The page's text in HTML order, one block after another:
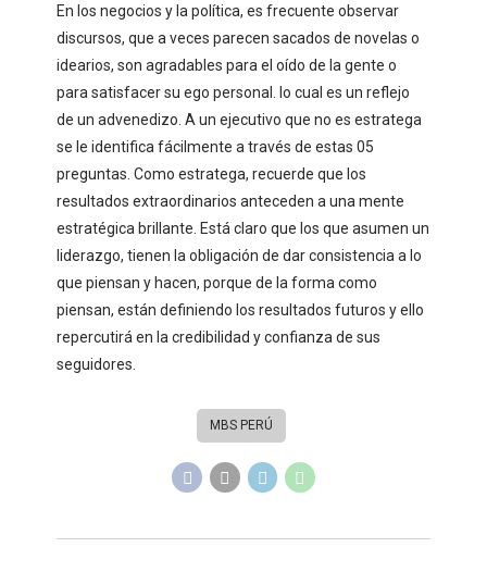
En los negocios y la política, es frecuente observar
discursos, que a veces parecen sacados de novelas o
idearios, son agradables para el oído de la gente o
para satisfacer su ego personal. lo cual es un reflejo
de un advenedizo. A un ejecutivo que no es estratega
se le identifica fácilmente a través de estas 05
preguntas. Como estratega, recuerde que los
resultados extraordinarios anteceden a una mente
estratégica brillante. Está claro que los que asumen un
liderazgo, tienen la obligación de dar consistencia a lo
que piensan y hacen, porque de la forma como
piensan, están definiendo los resultados futuros y ello
repercutirá en la credibilidad y confianza de sus
seguidores.
MBS PERÚ